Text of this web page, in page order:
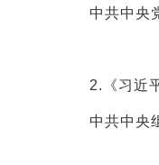
中共中央
2.《习近
中共中央